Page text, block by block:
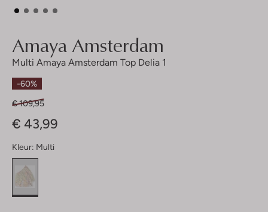
Amaya Amsterdam
Multi Amaya Amsterdam Top Delia 1
-60%
€ 109,95
€ 43,99
Kleur: Multi